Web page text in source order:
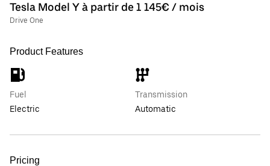
Tesla Model Y à partir de 1 145€ / mois
Drive One
Product Features
Fuel
Electric
Transmission
Automatic
Pricing